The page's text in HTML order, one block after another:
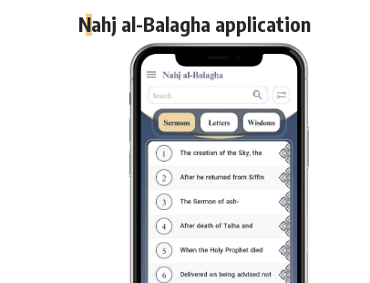
Nahj al-Balagha application